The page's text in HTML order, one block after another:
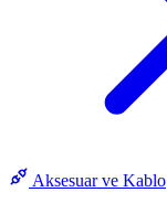
Aksesuar ve Kablo